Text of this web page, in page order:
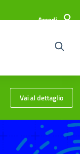
Accedi
Vai al dettaglio